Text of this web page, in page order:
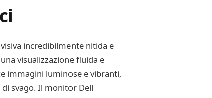
visiva incredibilmente nitida e
visualizzazione fluida e
immagini luminose e vibranti,
svago. Il monitor Dell